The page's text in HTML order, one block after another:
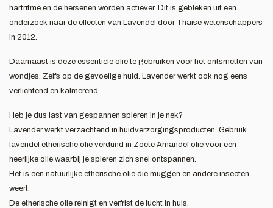
hartritme en de hersenen worden actiever. Dit is gebleken uit een
onderzoek naar de effecten van Lavendel door Thaise wetenschappers
in 2012.
Daarnaast is deze essentiële olie te gebruiken voor het ontsmetten van
wondjes. Zelfs op de gevoelige huid. Lavender werkt ook nog eens
verlichtend en kalmerend.
Heb je dus last van gespannen spieren in je nek?
Lavender werkt verzachtend in huidverzorgingsproducten. Gebruik
lavendel etherische olie verdund in Zoete Amandel olie voor een
heerlijke olie waarbij je spieren zich snel ontspannen.
Het is een natuurlijke etherische olie die muggen en andere insecten
weert.
De etherische olie reinigt en verfrist de lucht in huis.